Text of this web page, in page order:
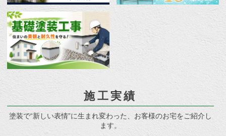
施工実績
塗装で“新しい表情”に生まれ変わった、お客様のお宅をご紹介し
ます。